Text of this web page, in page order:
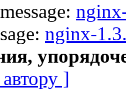
nginx-
]